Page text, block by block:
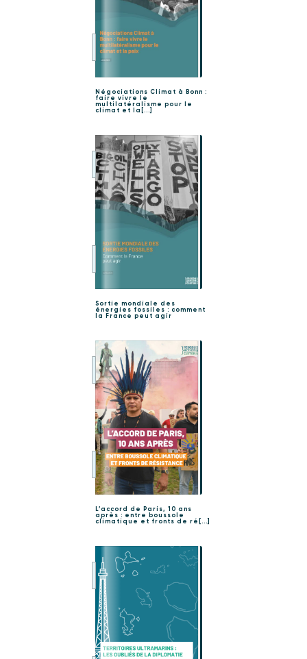
Négociations Climat à Bonn :
faire vivre le
multilatéralisme pour le
climat et la[...]
Sortie mondiale des
énergies fossiles : comment
la France peut agir
L’accord de Paris, 10 ans
après : entre boussole
climatique et fronts de ré[...]